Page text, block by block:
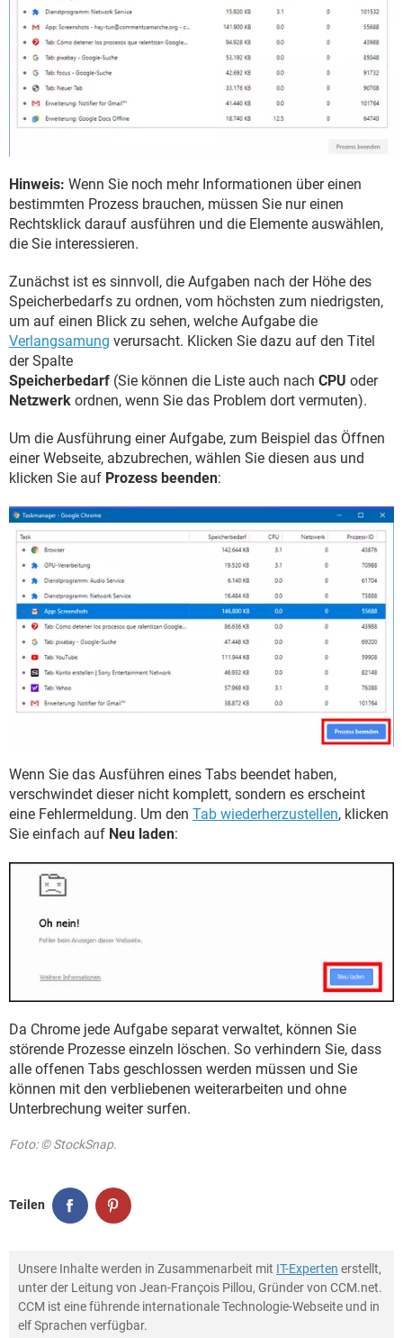
Hinweis: Wenn Sie noch mehr Informationen über einen
bestimmten Prozess brauchen, müssen Sie nur einen
Rechtsklick darauf ausführen und die Elemente auswählen,
die Sie interessieren.
Zunächst ist es sinnvoll, die Aufgaben nach der Höhe des
Speicherbedarfs zu ordnen, vom höchsten zum niedrigsten,
um auf einen Blick zu sehen, welche Aufgabe die
Verlangsamung verursacht. Klicken Sie dazu auf den Titel
der Spalte
Speicherbedarf (Sie können die Liste auch nach CPU oder
Netzwerk ordnen, wenn Sie das Problem dort vermuten).
Um die Ausführung einer Aufgabe, zum Beispiel das Öffnen
einer Webseite, abzubrechen, wählen Sie diesen aus und
klicken Sie auf Prozess beenden:
Wenn Sie das Ausführen eines Tabs beendet haben,
verschwindet dieser nicht komplett, sondern es erscheint
eine Fehlermeldung. Um den Tab wiederherzustellen, klicken
Sie einfach auf Neu laden:
Da Chrome jede Aufgabe separat verwaltet, können Sie
störende Prozesse einzeln löschen. So verhindern Sie, dass
alle offenen Tabs geschlossen werden müssen und Sie
können mit den verbliebenen weiterarbeiten und ohne
Unterbrechung weiter surfen.
Foto: © StockSnap.
Teilen
Unsere Inhalte werden in Zusammenarbeit mit IT-Experten erstellt,
unter der Leitung von Jean-François Pillou, Gründer von CCM.net.
CCM ist eine führende internationale Technologie-Webseite und in
elf Sprachen verfügbar.